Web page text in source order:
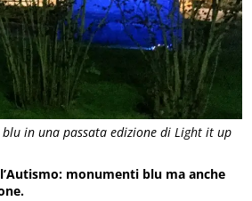
in una passata edizione di Light it up
monumenti blu ma anche